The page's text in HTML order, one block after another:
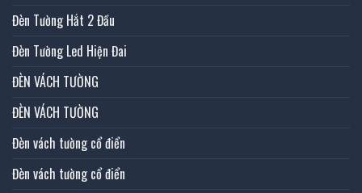
Đèn Tường Hắt 2 Đầu
Đèn Tường Led Hiện Đai
ĐÈN VÁCH TƯỜNG
ĐÈN VÁCH TƯỜNG
Đèn vách tường cổ điển
Đèn vách tường cổ điển